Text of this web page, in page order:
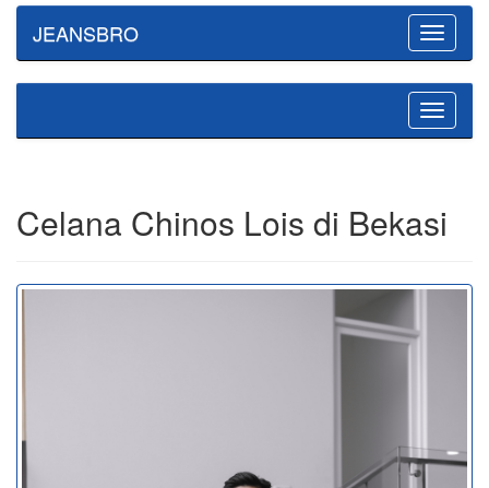
Toggle
JEANSBRO
Toggle
Celana Chinos Lois di Bekasi